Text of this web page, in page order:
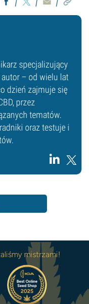
specjalizujący
– od wielu lat
dzień zajmuje się
przez
tematów.
oraz testuje i
mistrzami!